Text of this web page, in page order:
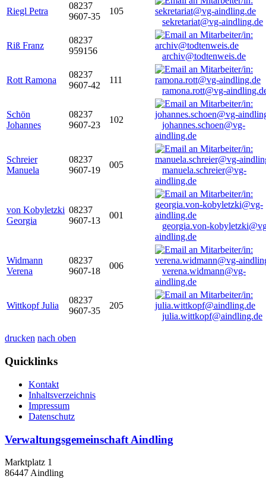
Riegl Petra
08237
9607-35
105
sekretariat@vg-aindling.de
Riß Franz
08237
959156
archiv@todtenweis.de
Rott Ramona
08237
9607-42
111
ramona.rott@vg-
Schön
Johannes
08237
9607-23
102
johannes.schoen@vg-
aindling.de
Schreier
Manuela
08237
9607-19
005
manuela.schreier@vg-
aindling.de
von Kobyletzki
Georgia
08237
9607-13
001
georgia.von-
aindling.de
Widmann
Verena
08237
9607-18
006
verena.widmann@vg-
aindling.de
Wittkopf Julia
08237
9607-35
205
julia.wittkopf@aindling.de
drucken nach oben
Quicklinks
Kontakt
Inhaltsverzeichnis
Impressum
Datenschutz
Verwaltungsgemeinschaft Aindling
Marktplatz 1
86447 Aindling